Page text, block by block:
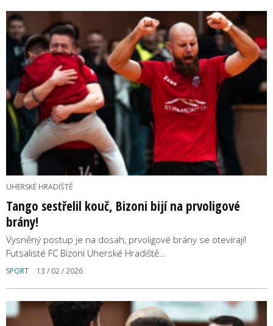
UHERSKÉ HRADIŠTĚ
Tango sestřelil kouč, Bizoni bijí na prvoligové
brány!
Vysněný postup je na dosah, prvoligové brány se otevírají!
Futsalisté FC Bizoni Uherské Hradiště…
SPORT 13 / 02 / 2026